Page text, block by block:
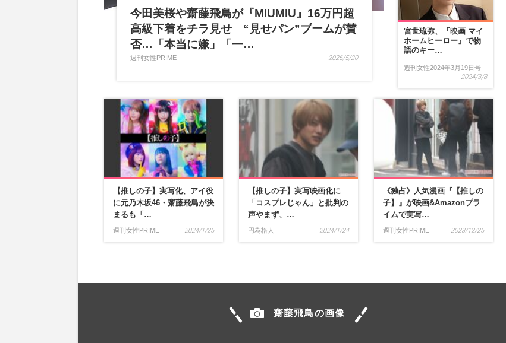
今田美桜や齋藤飛鳥が『MIUMIU』16万円超
高級下着をチラ見せ “見せパン”ブームが賛
否…「本当に嫌」「一…
週刊女性PRIME 2026/5/20
宮世琉弥、『映画 マイ
ホームヒーロー』で物
語のキー…
週刊女性2024年3月19日号
2024/3/8
【推しの子】実写化、アイ役
に元乃木坂46・齋藤飛鳥が決
まるも「…
週刊女性PRIME 2024/1/25
【推しの子】実写映画化に
「コスプレじゃん」と批判の
声やまず、…
円為格人 2024/1/24
《独占》人気漫画『【推しの
子】』が映画&Amazonプラ
イムで実写…
週刊女性PRIME 2023/12/25
齋藤飛鳥の画像